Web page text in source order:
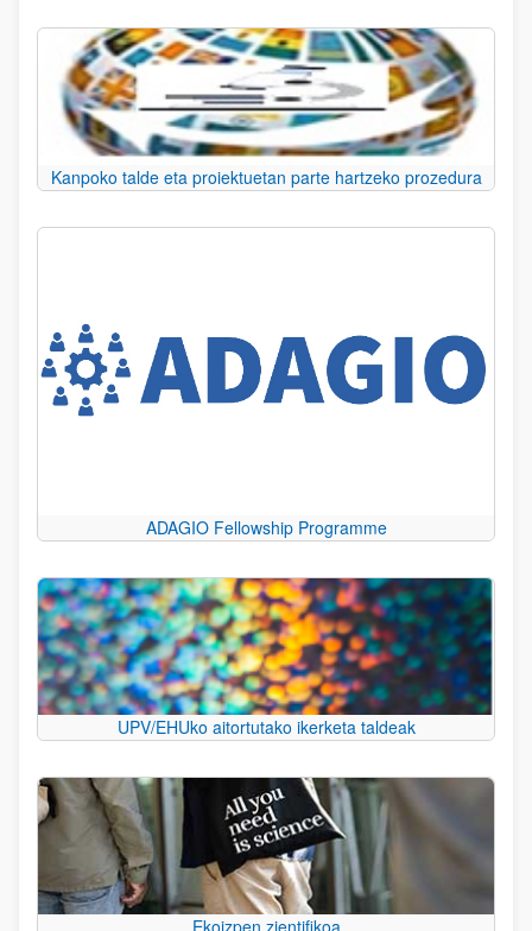
Kanpoko talde eta proiektuetan parte hartzeko prozedura
ADAGIO Fellowship Programme
UPV/EHUko aitortutako ikerketa taldeak